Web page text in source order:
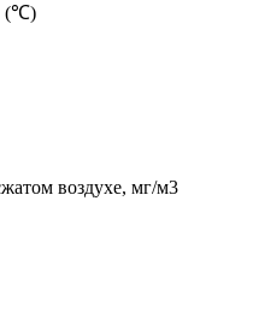
(℃)
воздухе, мг/м3